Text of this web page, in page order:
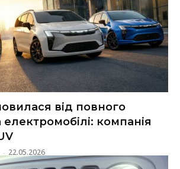
від повного
компанія
- 22.05.2026